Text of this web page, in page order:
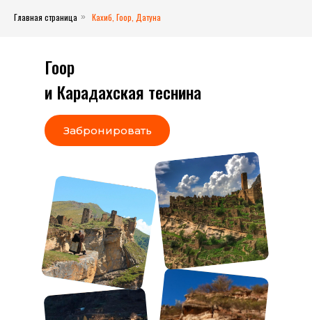
Главная страница » Кахиб, Гоор, Датуна
Гоор
и Карадахская теснина
Забронировать